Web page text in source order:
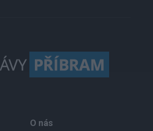
O nás